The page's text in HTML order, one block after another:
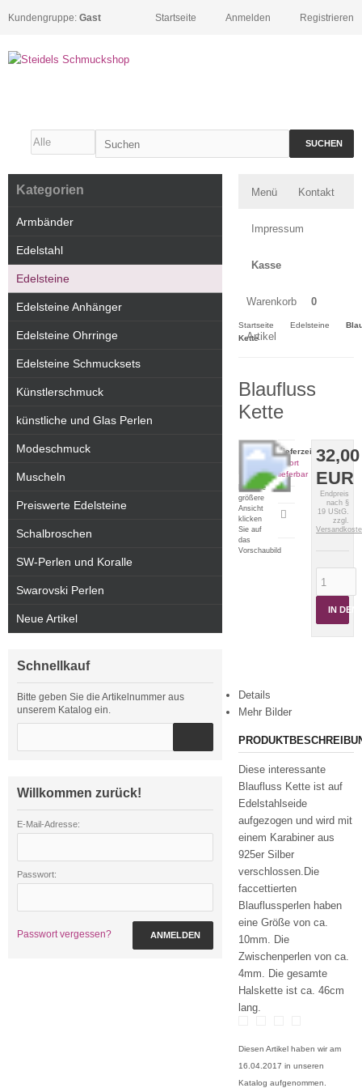
Kundengruppe: Gast Registrieren
Anmelden
Startseite
SUCHEN
Menü Kontakt
Impressum
Kasse
Warenkorb 0
Artikel
Startseite Edelsteine
Kette
Blaufluss
Kette
Für eine
größere
Ansicht
klicken
Sie auf
das
Vorschaubild
32,00
EUR
Endpreis
nach §
19 UStG.
zzgl.
IN DEN
Lieferzeit:
sofort
lieferbar
Artikeldatenblatt
drucken
Details
Mehr Bilder
Diese interessante
Blaufluss Kette ist auf
Edelstahlseide
aufgezogen und wird mit
einem Karabiner aus
925er Silber
verschlossen.Die
faccettierten
Blauflussperlen haben
eine Größe von ca.
10mm. Die
Zwischenperlen von ca.
4mm. Die gesamte
Halskette ist ca. 46cm
lang.
Diesen Artikel haben wir am
16.04.2017 in unseren
Katalog aufgenommen.
Kategorien
Armbänder
Edelstahl
Edelsteine
Edelsteine Anhänger
Edelsteine Ohrringe
Edelsteine Schmucksets
Künstlerschmuck
künstliche und Glas Perlen
Modeschmuck
Muscheln
Preiswerte Edelsteine
Schalbroschen
SW-Perlen und Koralle
Swarovski Perlen
Neue Artikel
Schnellkauf
Bitte geben Sie die Artikelnummer aus
unserem Katalog ein.
Willkommen zurück!
E-Mail-Adresse:
Passwort:
Passwort vergessen? ANMELDEN